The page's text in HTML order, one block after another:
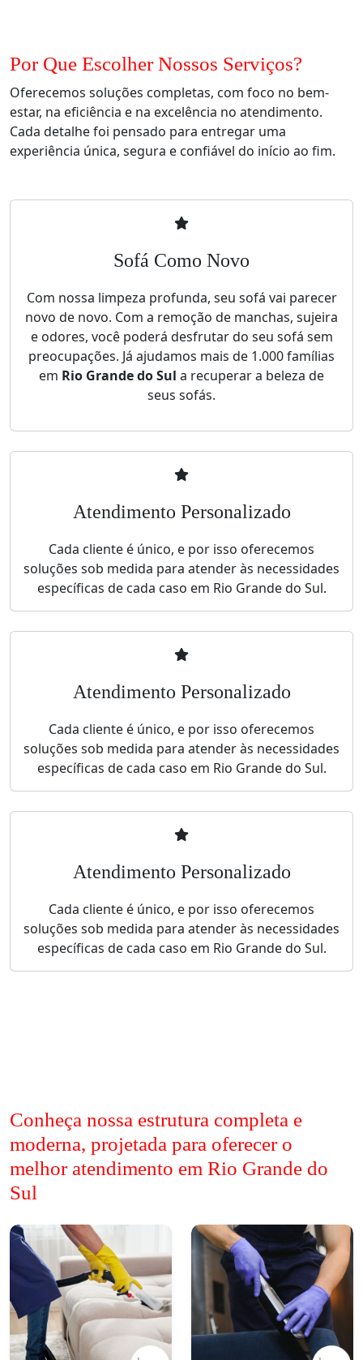
Por Que Escolher Nossos Serviços?
Oferecemos soluções completas, com foco no bem-
estar, na eficiência e na excelência no atendimento.
Cada detalhe foi pensado para entregar uma
experiência única, segura e confiável do início ao fim.
Sofá Como Novo
Com nossa limpeza profunda, seu sofá vai parecer
novo de novo. Com a remoção de manchas, sujeira
e odores, você poderá desfrutar do seu sofá sem
preocupações. Já ajudamos mais de 1.000 famílias
em Rio Grande do Sul a recuperar a beleza de
seus sofás.
Atendimento Personalizado
Cada cliente é único, e por isso oferecemos
soluções sob medida para atender às necessidades
específicas de cada caso em Rio Grande do Sul.
Atendimento Personalizado
Cada cliente é único, e por isso oferecemos
soluções sob medida para atender às necessidades
específicas de cada caso em Rio Grande do Sul.
Atendimento Personalizado
Cada cliente é único, e por isso oferecemos
soluções sob medida para atender às necessidades
específicas de cada caso em Rio Grande do Sul.
Conheça nossa estrutura completa e
moderna, projetada para oferecer o
melhor atendimento em Rio Grande do
Sul